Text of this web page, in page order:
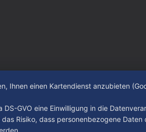
Ihnen einen Kartendienst anzubieten
GVO eine Einwilligung in die
Risiko, dass personenbezogene